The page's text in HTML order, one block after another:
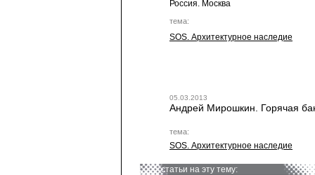
Россия. Москва
тема:
SOS. Архитектурное наследие
05.03.2013
Андрей Мирошкин. Горячая
тема:
SOS. Архитектурное наследие
статьи на эту тему: